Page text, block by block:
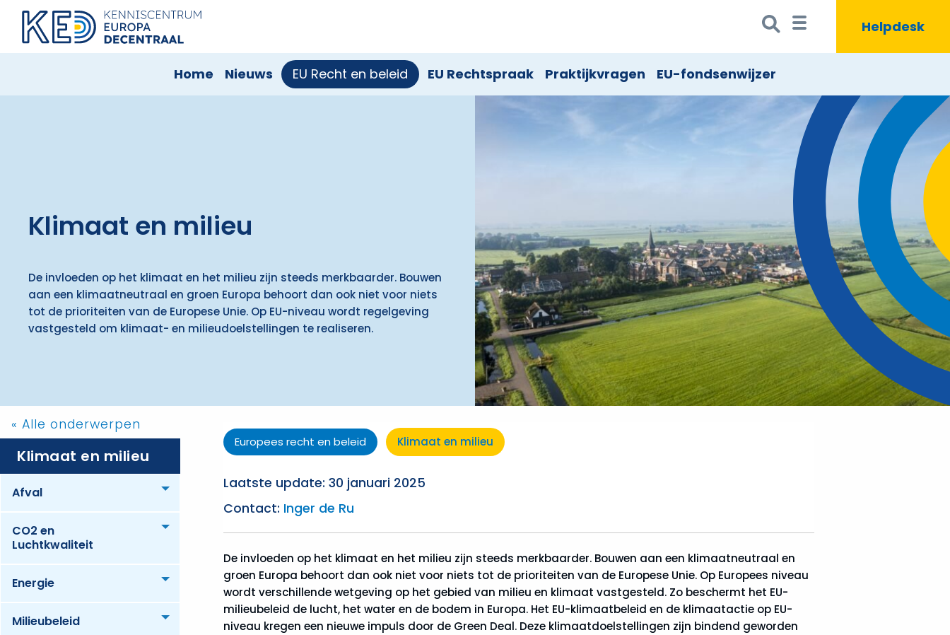
Zoeken
naar:
Zoekbutton Helpdesk
Home Nieuws EU Recht en beleid EU Rechtspraak Praktijkvragen EU-fondsenwijzer
Klimaat en milieu
De invloeden op het klimaat en het milieu zijn steeds merkbaarder. Bouwen
aan een klimaatneutraal en groen Europa behoort dan ook niet voor niets
tot de prioriteiten van de Europese Unie. Op EU-niveau wordt regelgeving
vastgesteld om klimaat- en milieudoelstellingen te realiseren.
« Alle onderwerpen
Klimaat en milieu
Afval Toggle menu
CO2 en
Luchtkwaliteit
Toggle menu
Energie Toggle menu
Milieubeleid Toggle menu
Europees recht en beleid Klimaat en milieu
Laatste update: 30 januari 2025
Contact: Inger de Ru
De invloeden op het klimaat en het milieu zijn steeds merkbaarder. Bouwen aan een klimaatneutraal en
groen Europa behoort dan ook niet voor niets tot de prioriteiten van de Europese Unie. Op Europees niveau
wordt verschillende wetgeving op het gebied van milieu en klimaat vastgesteld. Zo beschermt het EU-
milieubeleid de lucht, het water en de bodem in Europa. Het EU-klimaatbeleid en de klimaatactie op EU-
niveau kregen een nieuwe impuls door de Green Deal. Deze klimaatdoelstellingen zijn bindend geworden